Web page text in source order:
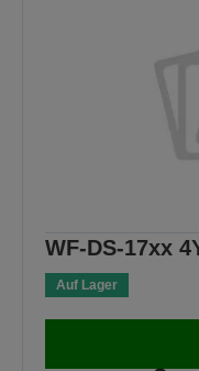
WF-DS-17xx
Auf Lager